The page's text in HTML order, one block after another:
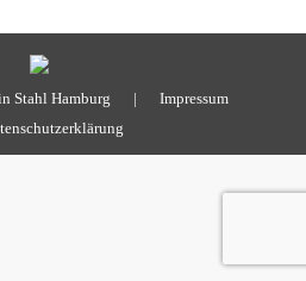
Stahl Hamburg | Impressum